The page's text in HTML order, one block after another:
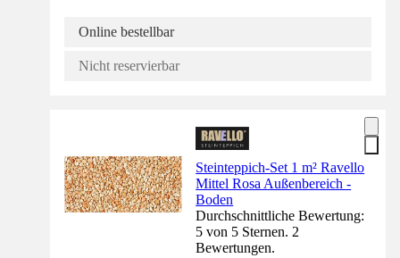
Online bestellbar
Nicht reservierbar
Steinteppich-Set 1 m² Ravello
Mittel Rosa Außenbereich -
Boden
Durchschnittliche Bewertung:
5 von 5 Sternen. 2
Bewertungen.